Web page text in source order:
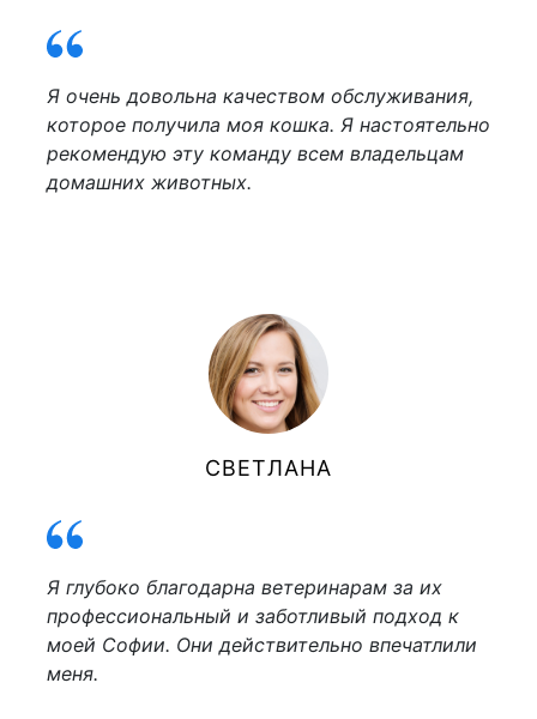
Я очень довольна качеством обслуживания,
которое получила моя кошка. Я настоятельно
рекомендую эту команду всем владельцам
домашних животных.
СВЕТЛАНА
Я глубоко благодарна ветеринарам за их
профессиональный и заботливый подход к
моей Софии. Они действительно впечатлили
меня.